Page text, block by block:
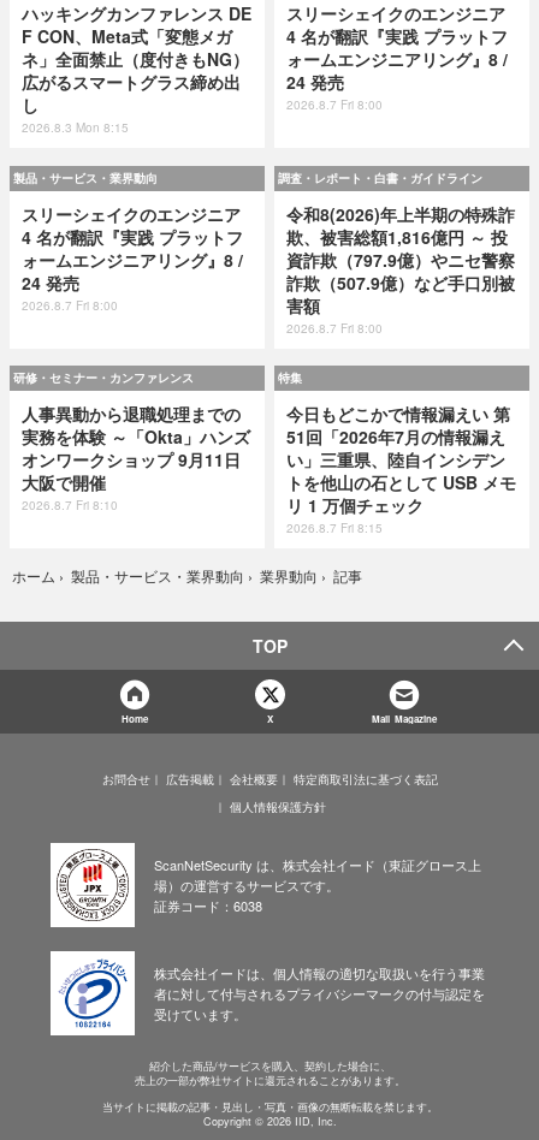
ハッキングカンファレンス DE
F CON、Meta式「変態メガ
ネ」全面禁止（度付きもNG）
広がるスマートグラス締め出
し
2026.8.3 Mon 8:15
スリーシェイクのエンジニア
4 名が翻訳『実践 プラットフ
ォームエンジニアリング』8 /
24 発売
2026.8.7 Fri 8:00
製品・サービス・業界動向
スリーシェイクのエンジニア
4 名が翻訳『実践 プラットフ
ォームエンジニアリング』8 /
24 発売
2026.8.7 Fri 8:00
調査・レポート・白書・ガイドライン
令和8(2026)年上半期の特殊詐
欺、被害総額1,816億円 ～ 投
資詐欺（797.9億）やニセ警察
詐欺（507.9億）など手口別被
害額
2026.8.7 Fri 8:00
研修・セミナー・カンファレンス
人事異動から退職処理までの
実務を体験 ～「Okta」ハンズ
オンワークショップ 9月11日
大阪で開催
2026.8.7 Fri 8:10
特集
今日もどこかで情報漏えい 第
51回「2026年7月の情報漏え
い」三重県、陸自インシデン
トを他山の石として USB メモ
リ 1 万個チェック
2026.8.7 Fri 8:15
ホーム › 製品・サービス・業界動向 › 業界動向 › 記事
TOP
Home X Mail Magazine
お問合せ 広告掲載 会社概要
特定商取引法に基づく表記
個人情報保護方針
ScanNetSecurity は、株式会社イード（東証グロース上
場）の運営するサービスです。
証券コード：6038
株式会社イードは、個人情報の適切な取扱いを行う事業
者に対して付与されるプライバシーマークの付与認定を
受けています。
紹介した商品/サービスを購入、契約した場合に、
売上の一部が弊社サイトに還元されることがあります。
当サイトに掲載の記事・見出し・写真・画像の無断転載を禁じます。
Copyright © 2026 IID, Inc.